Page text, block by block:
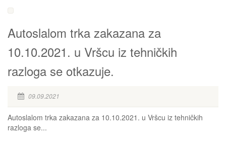
Autoslalom trka zakazana za
10.10.2021. u Vršcu iz tehničkih
razloga se otkazuje.
09.09.2021
Autoslalom trka zakazana za 10.10.2021. u Vršcu iz tehničkih
razloga se...